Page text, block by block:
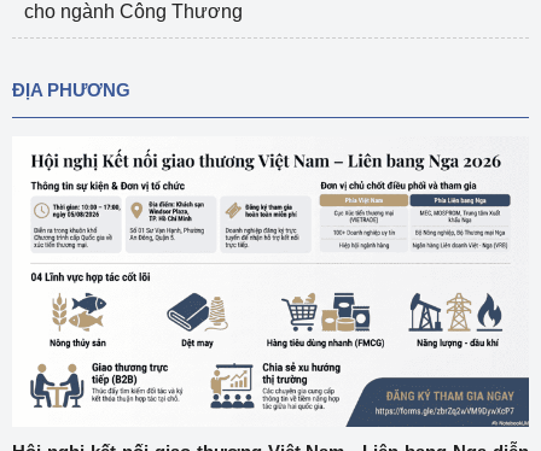
cho ngành Công Thương
ĐỊA PHƯƠNG